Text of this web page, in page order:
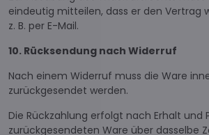
eindeutig mitteilen, dass er den Vertrag
z. B. per E-Mail.
10. Rücksendung nach Widerruf
Nach einem Widerruf muss die Ware
zurückgesendet werden.
Die Rückzahlung erfolgt nach Erhalt und
zurückgesendeten Ware über dasselbe